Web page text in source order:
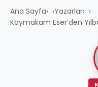
Ana Sayfa› Yazarlar›
Kaymakam Eser’den